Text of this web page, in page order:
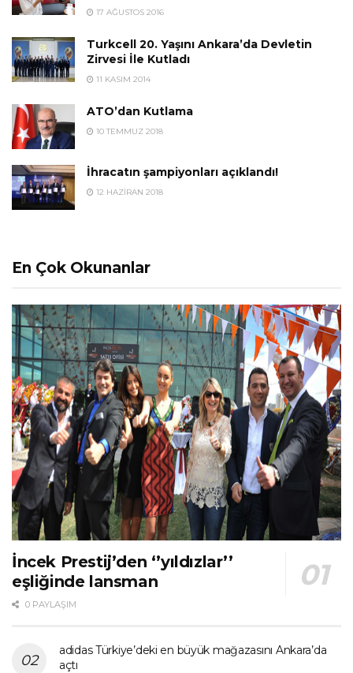
17 AĞUSTOS 2016
Turkcell 20. Yaşını Ankara’da Devletin
Zirvesi İle Kutladı
11 KASIM 2014
ATO’dan Kutlama
10 TEMMUZ 2018
İhracatın şampiyonları açıklandı!
12 HAZIRAN 2018
En Çok Okunanlar
İncek Prestij’den ‘’yıldızlar’’
eşliğinde lansman
0 PAYLAŞIM
adidas Türkiye’deki en büyük mağazasını Ankara’da
açtı